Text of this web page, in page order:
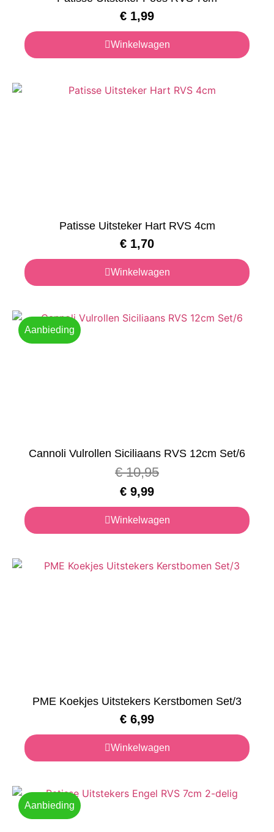
€ 1,99
Winkelwagen
Patisse Uitsteker Hart RVS 4cm
€ 1,70
Winkelwagen
Aanbieding
Cannoli Vulrollen Siciliaans RVS 12cm Set/6
€10,95
€ 9,99
Winkelwagen
PME Koekjes Uitstekers Kerstbomen Set/3
€ 6,99
Winkelwagen
Aanbieding